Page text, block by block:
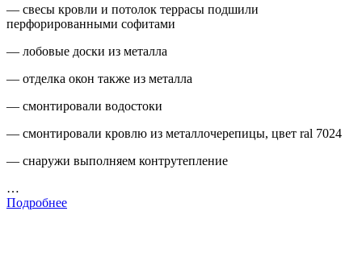
— свесы кровли и потолок террасы подшили
перфорированными софитами
— лобовые доски из металла
— отделка окон также из металла
— смонтировали водостоки
— смонтировали кровлю из металлочерепицы, цвет ral 7024
— снаружи выполняем контрутепление
…
Подробнее